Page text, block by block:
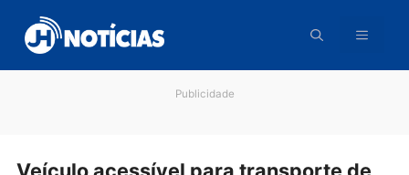
para
conteúdo